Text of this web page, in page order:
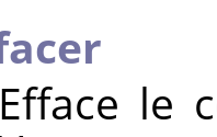
Efface le